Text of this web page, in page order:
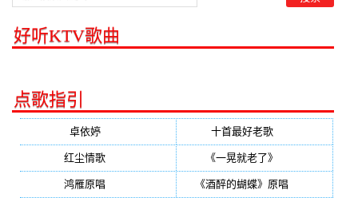
好听KTV歌曲
点歌指引
卓依婷(350) 十首最好老歌(300)
红尘情歌 《一晃就老了》
鸿雁原唱 《酒醉的蝴蝶》原唱